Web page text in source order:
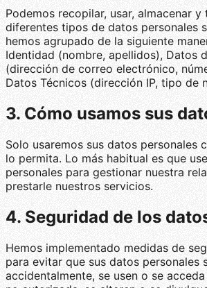
Podemos recopilar, usar, almacenar y
diferentes tipos de datos personales
hemos agrupado de la siguiente
Identidad (nombre, apellidos), Datos
(dirección de correo electrónico,
Datos Técnicos (dirección IP, tipo de
3. Cómo usamos sus
Solo usaremos sus datos personales
lo permita. Lo más habitual es que
personales para gestionar nuestra
prestarle nuestros servicios.
4. Seguridad de los
Hemos implementado medidas de
para evitar que sus datos personales
accidentalmente, se usen o se